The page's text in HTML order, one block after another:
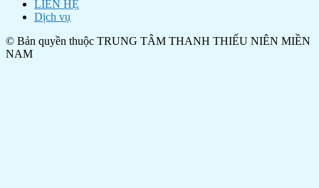
LIÊN HỆ
Dịch vụ
© Bản quyền thuộc TRUNG TÂM THANH THIẾU NIÊN MIỀN
NAM